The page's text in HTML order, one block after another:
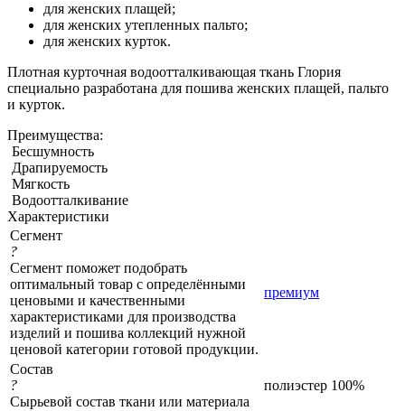
для женских плащей;
для женских утепленных пальто;
для женских курток.
Плотная курточная водоотталкивающая ткань Глория
специально разработана для пошива женских плащей, пальто
и курток.
Преимущества:
Бесшумность
Драпируемость
Мягкость
Водоотталкивание
Характеристики
Сегмент
?
Сегмент поможет подобрать
оптимальный товар с определёнными
ценовыми и качественными
характеристиками для производства
изделий и пошива коллекций нужной
ценовой категории готовой продукции.
премиум
Состав
?
Сырьевой состав ткани или материала
полиэстер 100%